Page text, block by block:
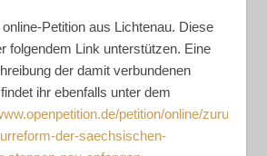
Petition aus Lichtenau. Diese
folgendem Link unterstützen. Eine
der damit verbundenen
ihr ebenfalls unter dem
petition/online/zurueck-
der-saechsischen-